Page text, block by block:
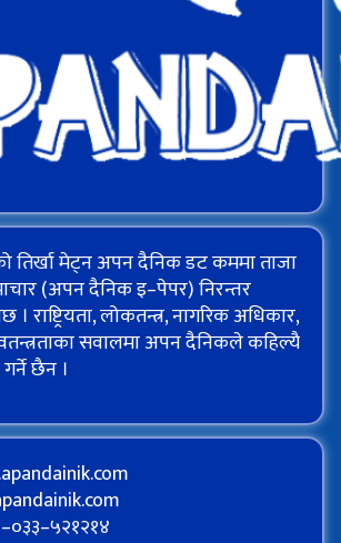
तिर्खा मेट्न अपन दैनिक डट कममा ताजा
(अपन दैनिक इ–पेपर) निरन्तर
। राष्ट्रियता, लोकतन्त्र, नागरिक अधिकार,
सवालमा अपन दैनिकले कहिल्यै
छैन ।